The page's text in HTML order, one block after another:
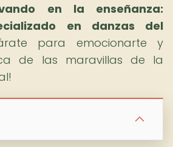
en la enseñanza:
en danzas del
para emocionarte y
de las maravillas de la